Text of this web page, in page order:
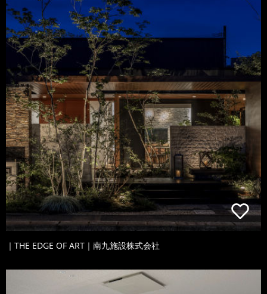
｜THE EDGE OF ART｜南九施設株式会社